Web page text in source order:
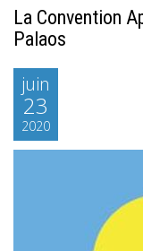
La Convention
Palaos
juin
23
2020